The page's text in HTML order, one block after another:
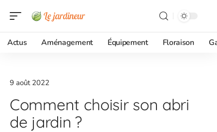
Actus Aménagement Équipement Floraison
9 août 2022
Comment choisir son abri
de jardin ?